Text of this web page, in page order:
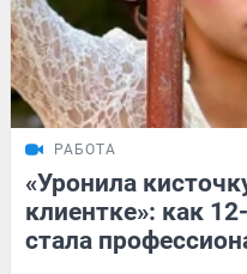
РАБОТА
«Уронила
клиентке»: как
стала